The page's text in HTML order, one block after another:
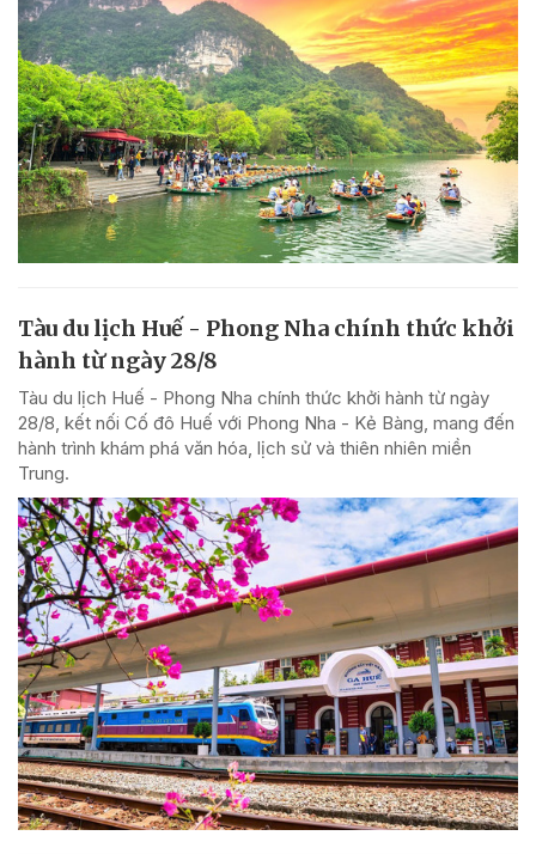
Tàu du lịch Huế - Phong Nha chính thức khởi
hành từ ngày 28/8
Tàu du lịch Huế - Phong Nha chính thức khởi hành từ ngày
28/8, kết nối Cố đô Huế với Phong Nha - Kẻ Bàng, mang đến
hành trình khám phá văn hóa, lịch sử và thiên nhiên miền
Trung.